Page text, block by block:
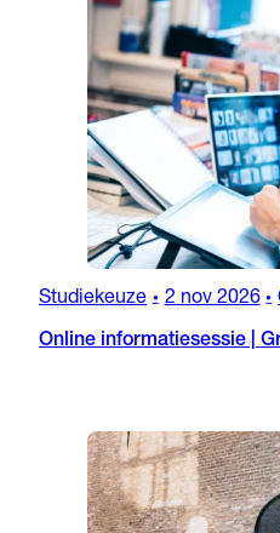
Studiekeuze • 2 nov 2026 •
Online informatiesessie |